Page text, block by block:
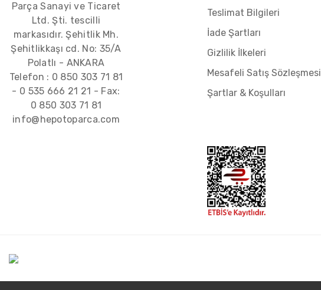
Parça Sanayi ve Ticaret
Ltd. Şti. tescilli
markasıdır. Şehitlik Mh.
Şehitlikkaşı cd. No: 35/A
Polatlı - ANKARA
Telefon : 0 850 303 71 81
- 0 535 666 21 21 - Fax:
0 850 303 71 81
info@hepotoparca.com
Teslimat Bilgileri
İade Şartları
Gizlilik İlkeleri
Mesafeli Satış Sözleşmesi
Şartlar & Koşulları